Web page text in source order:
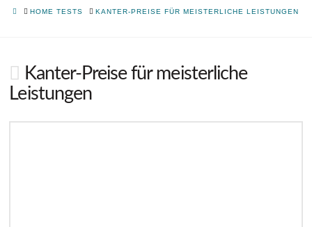
HOMEHOME TESTS KANTER-PREISE FÜR MEISTERLICHE LEISTUNGEN
Kanter-Preise für meisterliche
Leistungen